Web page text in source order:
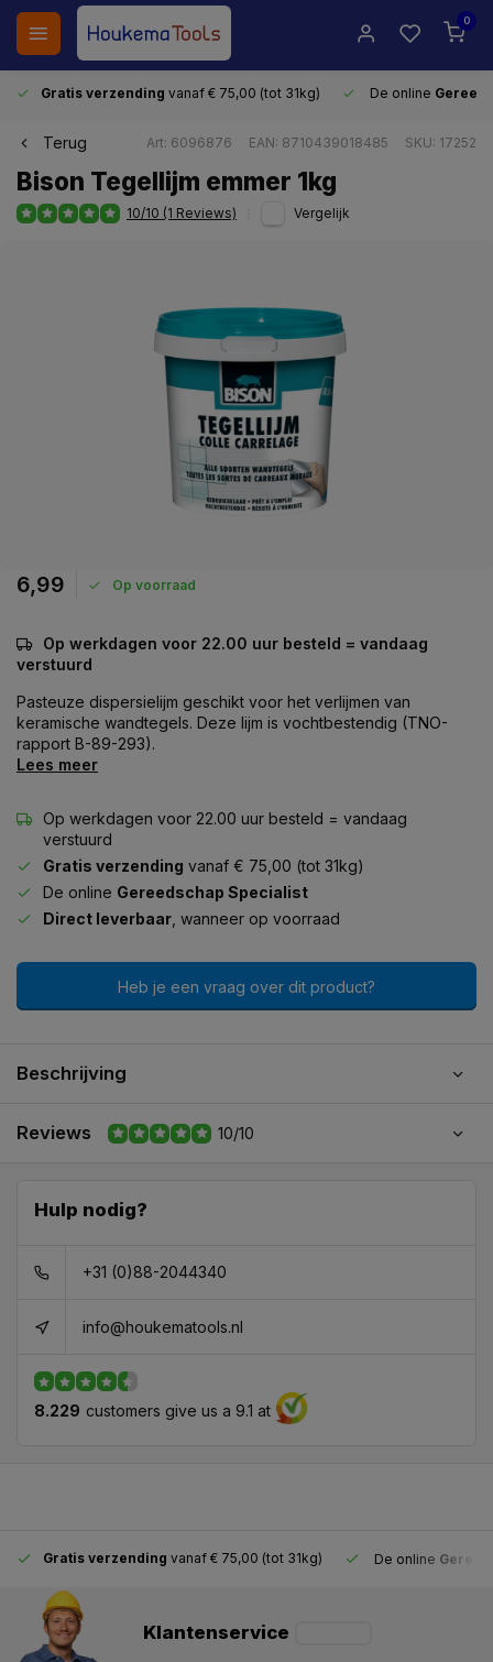
0
Gratis verzending vanaf € 75,00 (tot 31kg) De online
Terug Art: 6096876 EAN: 8710439018485 SKU: 17252
Bison Tegellijm emmer 1kg
10/10 (1 Reviews) Vergelijk
6,99 Op voorraad
Op werkdagen voor 22.00 uur besteld = vandaag
verstuurd
Pasteuze dispersielijm geschikt voor het verlijmen van
keramische wandtegels. Deze lijm is vochtbestendig (TNO-
rapport B-89-293).
Lees meer
Op werkdagen voor 22.00 uur besteld = vandaag
verstuurd
Gratis verzending vanaf € 75,00 (tot 31kg)
De online Gereedschap Specialist
Direct leverbaar , wanneer op voorraad
Heb je een vraag over dit product?
Beschrijving
Reviews 10/10
Hulp nodig?
+31 (0)88-2044340
info@houkematools.nl
8.229 customers give us a 9.1 at
Gratis verzending vanaf € 75,00 (tot 31kg) De online
Klantenservice